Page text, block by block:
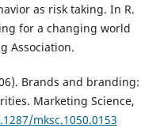
as risk taking. In R.
for a changing world
Association.
Brands and branding:
Marketing Science,
mksc.1050.0153